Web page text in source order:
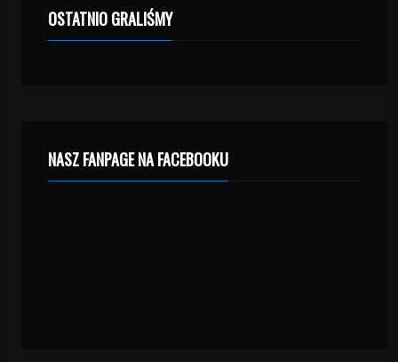
OSTATNIO GRALIŚMY
NASZ FANPAGE NA FACEBOOKU